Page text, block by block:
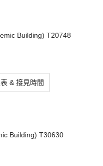
Building) T20748
& 接見時間
Building) T30630